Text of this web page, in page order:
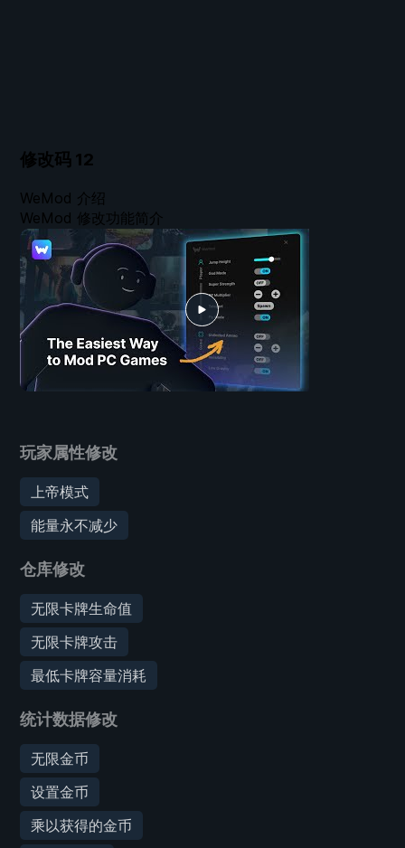
修改码 12
玩家属性修改
上帝模式
能量永不减少
仓库修改
无限卡牌生命值
无限卡牌攻击
最低卡牌容量消耗
统计数据修改
无限金币
设置金币
乘以获得的金币
WeMod 介绍
WeMod 修改功能简介